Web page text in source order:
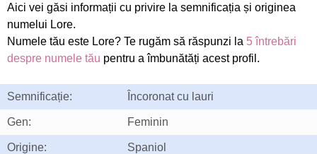
Aici vei găsi informații cu privire la semnificația și originea
numelui Lore.
Numele tău este Lore? Te rugăm să răspunzi la 5 întrebări
despre numele tău pentru a îmbunătăți acest profil.
Semnificație: Încoronat cu lauri
Gen: Feminin
Origine: Spaniol